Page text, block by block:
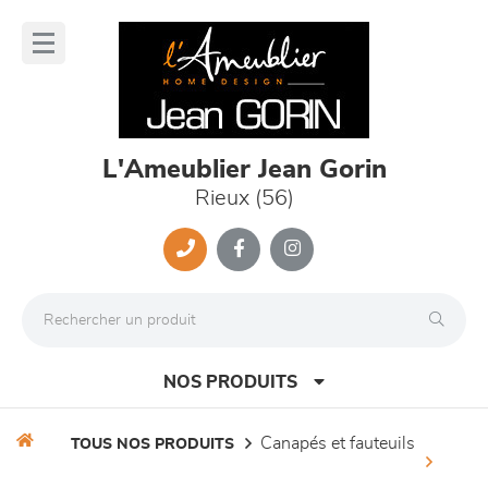
L'Ameublier Jean Gorin
Rieux (56)
NOS PRODUITS
TOUS NOS PRODUITS canapés et fauteuils